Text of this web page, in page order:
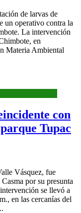
de larvas de
un operativo contra la
La intervención
en
Materia Ambiental
con
Tupac
Vásquez, fue
por su presunta
se llevó a
en las cercanías del